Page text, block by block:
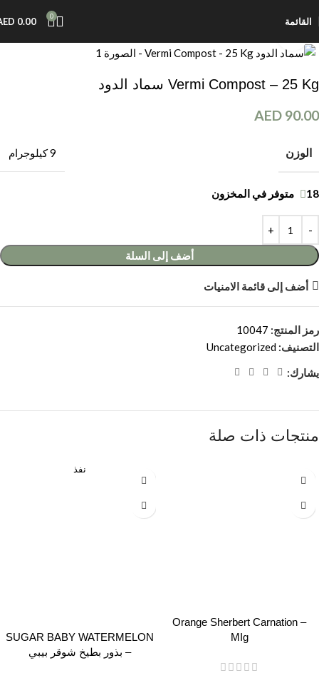
القائمة 0
0.00
Vermi Compost – 25 Kg سماد الدود
AED 90.00
الوزن 9 كيلوجرام
18 متوفر في المخزون
أضف إلى السلة
أضف إلى قائمة الامنيات
رمز المنتج: 10047
التصنيف: Uncategorized
يشارك:
منتجات ذات صلة
Orange Sherbert Carnation –
MIg
نفذ
SUGAR BABY WATERMELON
– بذور بطيخ شوقر بيبي